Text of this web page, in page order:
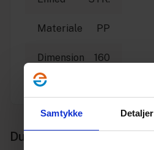
Samtykke Detaljer
Materiale PP
Dimension 160
Producent
Du skal måske også bruge